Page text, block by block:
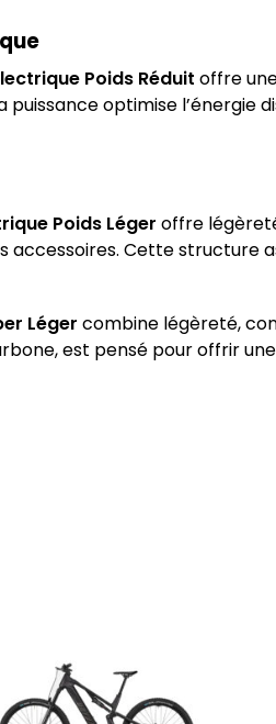
Poids Réduit offre
puissance optimise
Poids Léger offre
Cette
Léger combine légèreté,
est pensé pour offrir